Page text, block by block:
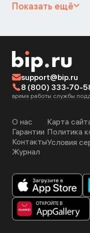
Показать ещё
support@bip.ru
8 (800) 333-70-
время работы службы
О нас
Гарантии
Контакты
Журнал
Карта
Политика
Условия